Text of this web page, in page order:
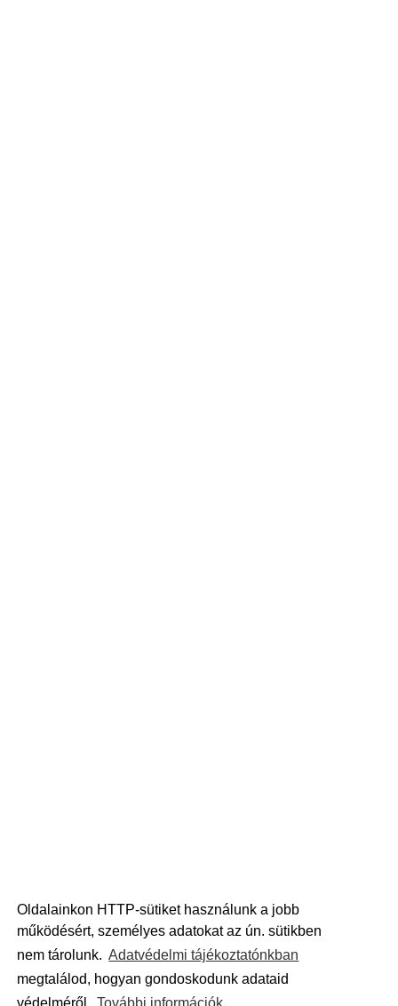
Oldalainkon HTTP-sütiket használunk a jobb
működésért, személyes adatokat az ún. sütikben
nem tárolunk. Adatvédelmi tájékoztatónkban
megtalálod, hogyan gondoskodunk adataid